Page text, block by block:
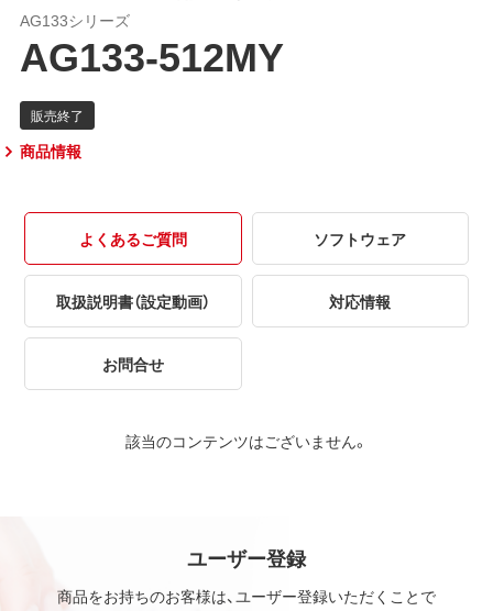
AG133シリーズ
AG133-512MY
商品情報
よくあるご質問 ソフトウェア
取扱説明書（設定動画） 対応情報
お問合せ
該当のコンテンツはございません。
ユーザー登録
商品をお持ちのお客様は、ユーザー登録いただくことで